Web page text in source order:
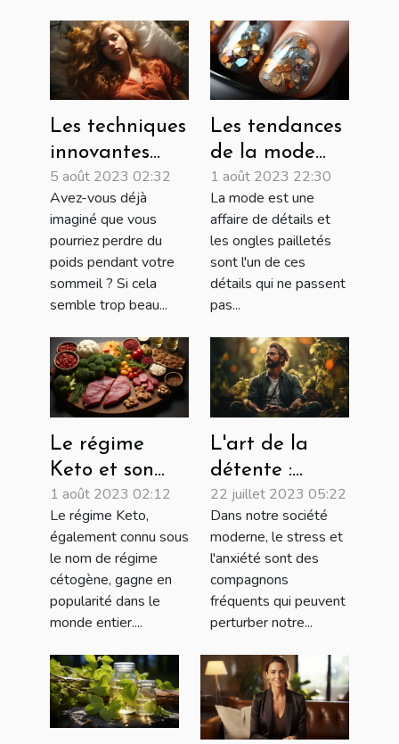
Les techniques
innovantes
pour perdre
du poids
pendant le
sommeil
5 août 2023 02:32
Avez-vous déjà
imaginé que vous
pourriez perdre du
poids pendant votre
sommeil ? Si cela
semble trop beau...
Les tendances
de la mode
des ongles
pailletés pour
2022
1 août 2023 22:30
La mode est une
affaire de détails et
les ongles pailletés
sont l'un de ces
détails qui ne passent
pas...
Le régime
Keto et son
influence sur
la santé
mentale
1 août 2023 02:12
Le régime Keto,
également connu sous
le nom de régime
cétogène, gagne en
popularité dans le
monde entier....
L'art de la
détente :
techniques
pour soulager
le stress et
apaiser l'esprit
22 juillet 2023 05:22
Dans notre société
moderne, le stress et
l'anxiété sont des
compagnons
fréquents qui peuvent
perturber notre...